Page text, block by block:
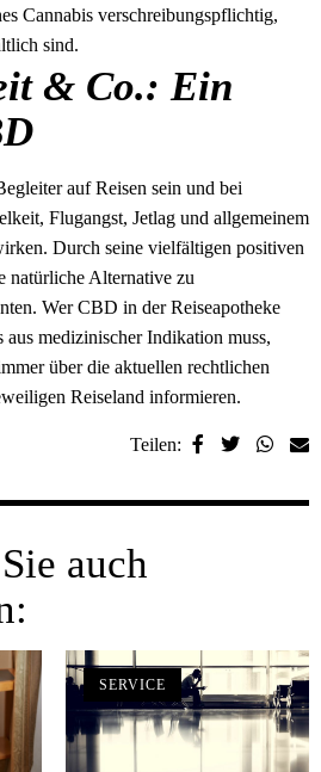
Cannabis verschreibungspflichtig,
sind.
& Co.: Ein
auf Reisen sein und bei
Flugangst, Jetlag und allgemeinem
Durch seine vielfältigen positiven
natürliche Alternative zu
Wer CBD in der Reiseapotheke
medizinischer Indikation muss,
über die aktuellen rechtlichen
Reiseland informieren.
Teilen:
auch
SERVICE